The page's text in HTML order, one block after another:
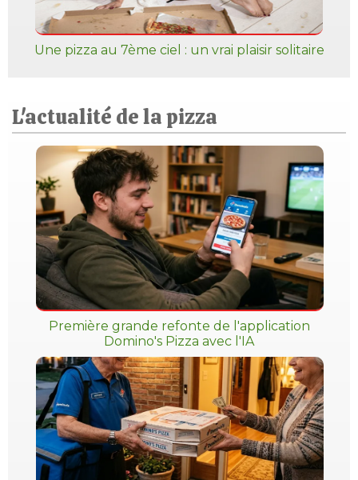
Une pizza au 7ème ciel : un vrai plaisir solitaire
L'actualité de la pizza
Première grande refonte de l'application
Domino's Pizza avec l'IA